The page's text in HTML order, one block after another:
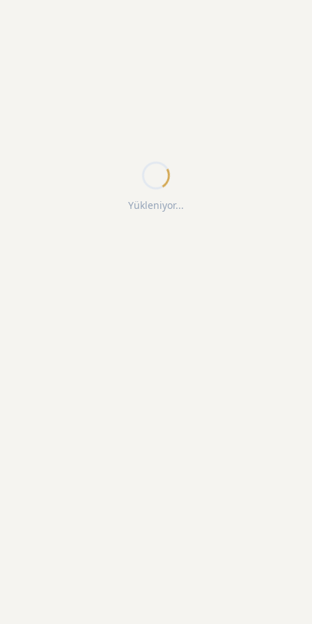
Yükleniyor...